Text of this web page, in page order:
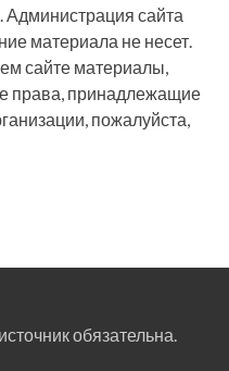
сайта
материала не несет.
сайте материалы,
права, принадлежащие
пожалуйста,
обязательна.